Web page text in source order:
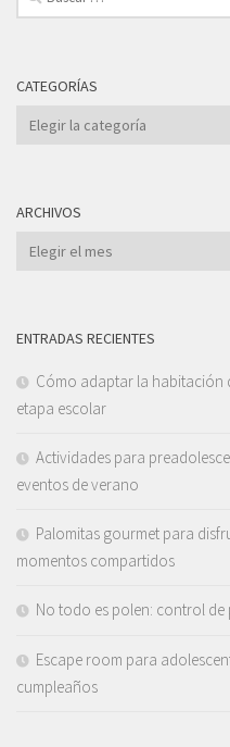
CATEGORÍAS
Categorías
ARCHIVOS
Archivos
ENTRADAS RECIENTES
Cómo adaptar la habitación
etapa escolar
Actividades para
eventos de verano
Palomitas gourmet para
momentos compartidos
No todo es polen: control de
Escape room para
cumpleaños